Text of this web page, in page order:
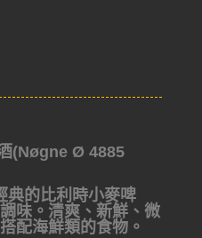
(Nøgne Ø 4885
典的比利時小麥啤
味。清爽、新鮮、微
配海鮮類的食物。